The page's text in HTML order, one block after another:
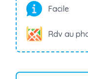
Facile
Rdv au